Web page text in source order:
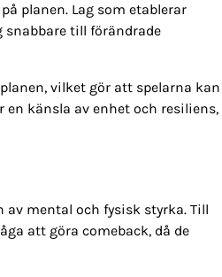
planen. Lag som etablerar
snabbare till förändrade
vilket gör att spelarna kan
känsla av enhet och resiliens,
mental och fysisk styrka. Till
att göra comeback, då de